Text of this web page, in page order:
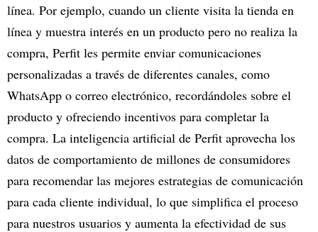
línea. Por ejemplo, cuando un cliente visita la tienda en
línea y muestra interés en un producto pero no realiza la
compra, Perfit les permite enviar comunicaciones
personalizadas a través de diferentes canales, como
WhatsApp o correo electrónico, recordándoles sobre el
producto y ofreciendo incentivos para completar la
compra. La inteligencia artificial de Perfit aprovecha los
datos de comportamiento de millones de consumidores
para recomendar las mejores estrategias de comunicación
para cada cliente individual, lo que simplifica el proceso
para nuestros usuarios y aumenta la efectividad de sus